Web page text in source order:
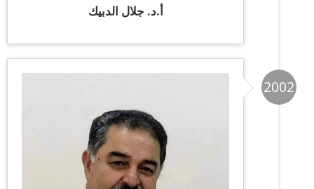
أ.د. جلال الدبيك
2002